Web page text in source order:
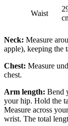
Waist
Neck: Measure
apple), keeping the
Chest: Measure
chest.
Arm length: Bend
your hip. Hold the
Measure across
wrist. The total